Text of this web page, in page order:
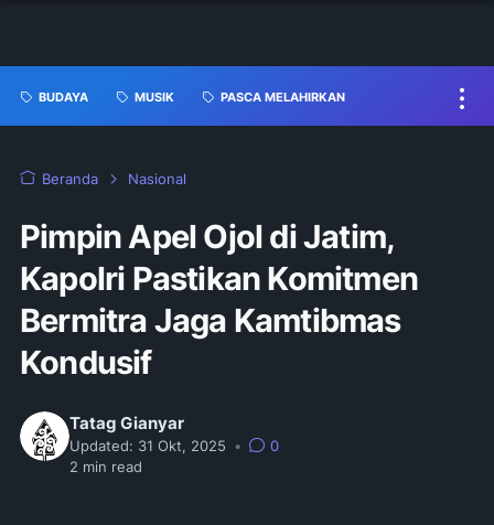
BUDAYA MUSIK PASCA MELAHIRKAN
Beranda Nasional
Pimpin Apel Ojol di Jatim,
Kapolri Pastikan Komitmen
Bermitra Jaga Kamtibmas
Kondusif
Tatag Gianyar
Updated: 31 Okt, 2025 •
0
2 min read